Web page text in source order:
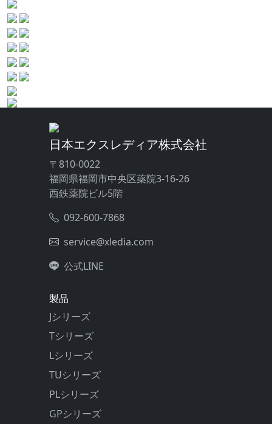
日本エクスレディア株式会社
〒810-0022
福岡県福岡市中央区薬院3-16-26
西鉄薬院ビル5階
092-600-7868
service@xledia.com
公式LINE
製品
Jシリーズ
Tシリーズ
Lシリーズ
TUシリーズ
PLシリーズ
GPシリーズ